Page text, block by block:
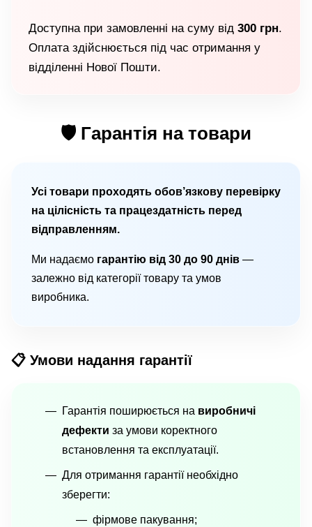
Доступна при замовленні на суму від 300 грн.
Оплата здійснюється під час отримання у
відділенні Нової Пошти.
🛡 Гарантія на товари
Усі товари проходять обов’язкову перевірку
на цілісність та працездатність перед
відправленням.
Ми надаємо гарантію від 30 до 90 днів —
залежно від категорії товару та умов
виробника.
📋 Умови надання гарантії
Гарантія поширюється на виробничі
дефекти за умови коректного
встановлення та експлуатації.
Для отримання гарантії необхідно
зберегти:
фірмове пакування;